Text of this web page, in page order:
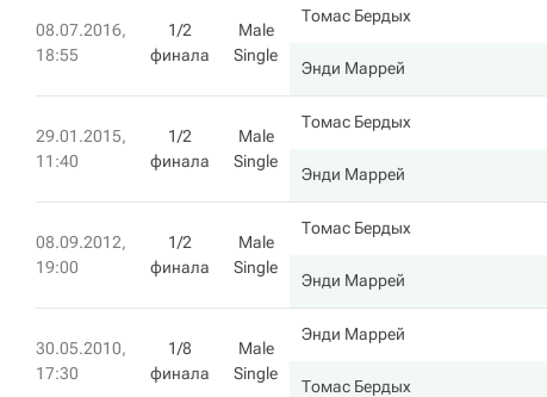
08.07.2016,
18:55
1/2
финала
Male
Single
Томас Бердых
Энди Маррей
29.01.2015,
11:40
1/2
финала
Male
Single
Томас Бердых
Энди Маррей
08.09.2012,
19:00
1/2
финала
Male
Single
Томас Бердых
Энди Маррей
30.05.2010,
17:30
1/8
финала
Male
Single
Энди Маррей
Томас Бердых